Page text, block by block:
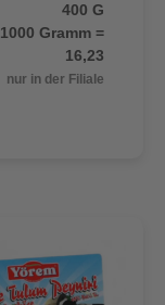
400 G
1000 Gramm =
16,23
nur in der Filiale